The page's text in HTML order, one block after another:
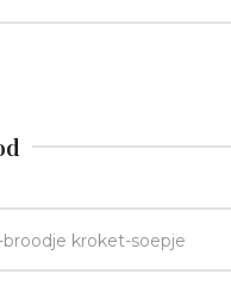
kroket-soepje